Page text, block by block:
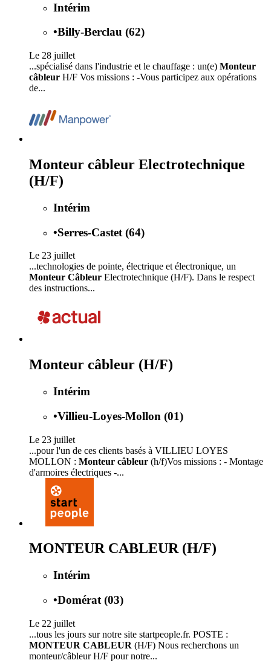
Intérim
•Billy-Berclau (62)
Le 28 juillet
...spécialisé dans l'industrie et le chauffage : un(e) Monteur
câbleur H/F Vos missions : -Vous participez aux opérations
de...
Monteur câbleur Electrotechnique
(H/F)
Intérim
•Serres-Castet (64)
Le 23 juillet
...technologies de pointe, électrique et électronique, un
Monteur Câbleur Electrotechnique (H/F). Dans le respect
des instructions...
Monteur câbleur (H/F)
Intérim
•Villieu-Loyes-Mollon (01)
Le 23 juillet
...pour l'un de ces clients basés à VILLIEU LOYES
MOLLON : Monteur câbleur (h/f)Vos missions : - Montage
d'armoires électriques -...
MONTEUR CABLEUR (H/F)
Intérim
•Domérat (03)
Le 22 juillet
...tous les jours sur notre site startpeople.fr. POSTE :
MONTEUR CABLEUR (H/F) Nous recherchons un
monteur/câbleur H/F pour notre...